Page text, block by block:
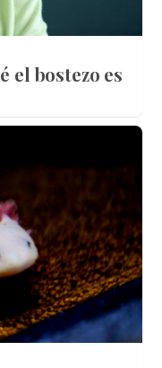
el bostezo es